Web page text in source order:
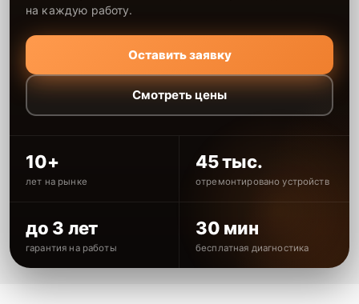
на каждую работу.
Оставить заявку
Смотреть цены
10+
лет на рынке
45 тыс.
отремонтировано устройств
до 3 лет
гарантия на работы
30 мин
бесплатная диагностика